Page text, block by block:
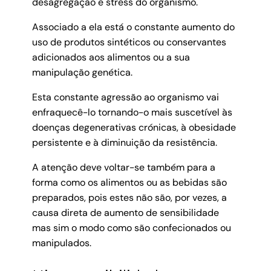
Associado a ela está o constante aumento do
uso de produtos sintéticos ou conservantes
adicionados aos alimentos ou a sua
manipulação genética.
Esta constante agressão ao organismo vai
enfraquecê-lo tornando-o mais suscetível às
doenças degenerativas crónicas, à obesidade
persistente e à diminuição da resistência.
A atenção deve voltar-se também para a
forma como os alimentos ou as bebidas são
preparados, pois estes não são, por vezes, a
causa direta de aumento de sensibilidade
mas sim o modo como são confecionados ou
manipulados.